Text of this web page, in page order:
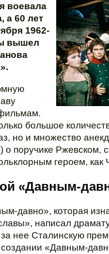
воевала
а 60 лет
1962-
вышел
большое
но и множество
о поручике Ржевском,
героем, как
«Давным-
давно», которая
написал
нее Сталинскую
«Давным-